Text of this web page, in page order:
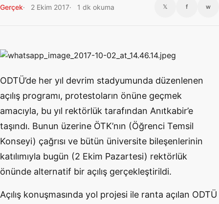
Gerçek 2 Ekim 2017 1 dk okuma 𝕏 f w
ODTÜ’de her yıl devrim stadyumunda düzenlenen
açılış programı, protestoların önüne geçmek
amacıyla, bu yıl rektörlük tarafından Anıtkabir’e
taşındı. Bunun üzerine ÖTK’nın (Öğrenci Temsil
Konseyi) çağrısı ve bütün üniversite bileşenlerinin
katılımıyla bugün (2 Ekim Pazartesi) rektörlük
önünde alternatif bir açılış gerçekleştirildi.
Açılış konuşmasında yol projesi ile ranta açılan ODTÜ